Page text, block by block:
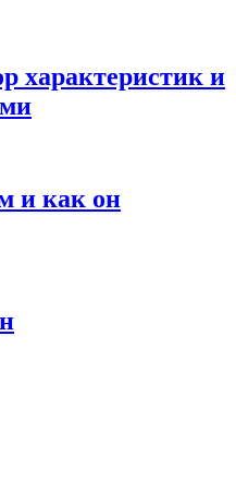
характеристик и
и как он